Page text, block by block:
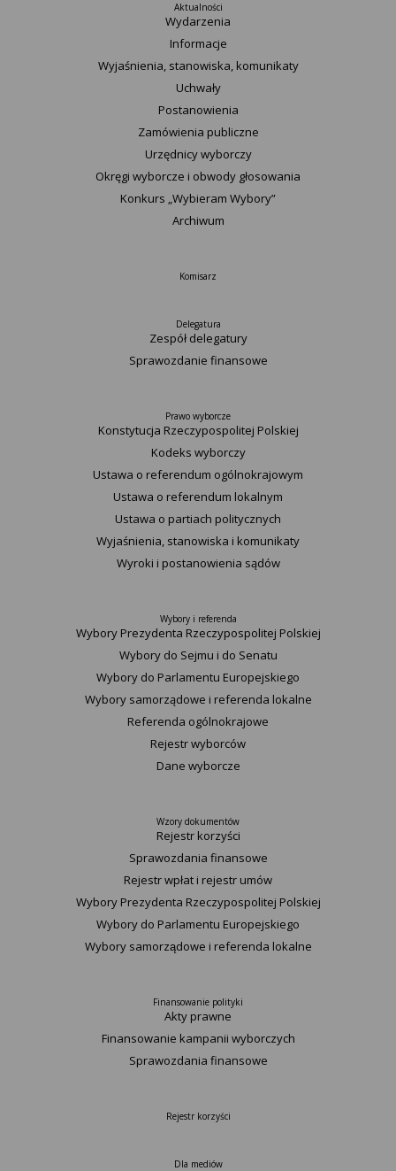
Aktualności
Wydarzenia
Informacje
Wyjaśnienia, stanowiska, komunikaty
Uchwały
Postanowienia
Zamówienia publiczne
Urzędnicy wyborczy
Okręgi wyborcze i obwody głosowania
Konkurs „Wybieram Wybory”
Archiwum
Komisarz
Delegatura
Zespół delegatury
Sprawozdanie finansowe
Prawo wyborcze
Konstytucja Rzeczypospolitej Polskiej​
Kodeks wyborczy
Ustawa o referendum ogólnokrajowym
Ustawa o referendum lokalnym
Ustawa o partiach politycznych
Wyjaśnienia, stanowiska i komunikaty
Wyroki i postanowienia sądów
Wybory i referenda
Wybory Prezydenta Rzeczypospolitej Polskiej
Wybory do Sejmu i do Senatu
Wybory do Parlamentu Europejskiego
Wybory samorządowe i referenda lokalne
Referenda ogólnokrajowe
Rejestr wyborców
Dane wyborcze
Wzory dokumentów
Rejestr korzyści
Sprawozdania finansowe
Rejestr wpłat i rejestr umów
Wybory Prezydenta Rzeczypospolitej Polskiej
Wybory do Parlamentu Europejskiego
Wybory samorządowe i referenda lokalne
Finansowanie polityki
Akty prawne
Finansowanie kampanii wyborczych
Sprawozdania finansowe
Rejestr korzyści
Dla mediów